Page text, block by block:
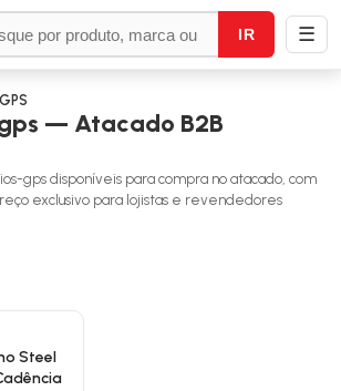
IR ☰
GPS
— Atacado B2B
gps disponíveis para compra no atacado, com
exclusivo para lojistas e revendedores
Steel